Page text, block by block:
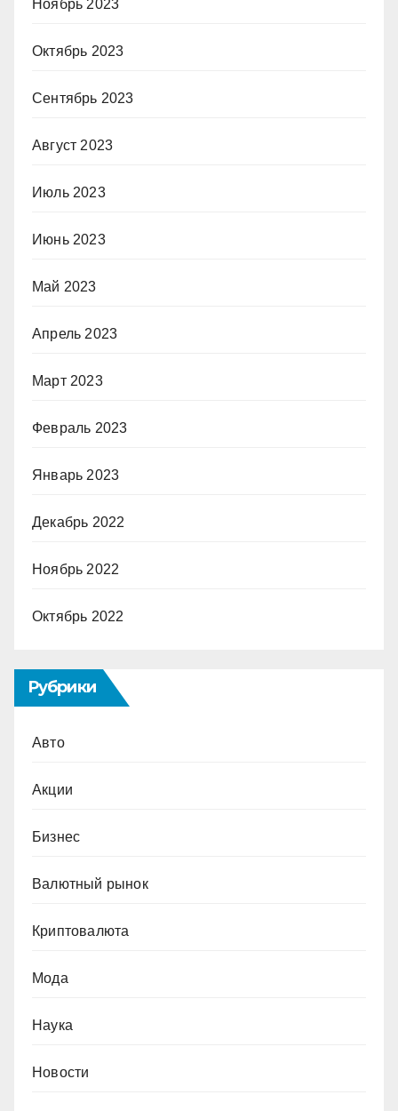
Ноябрь 2023
Октябрь 2023
Сентябрь 2023
Август 2023
Июль 2023
Июнь 2023
Май 2023
Апрель 2023
Март 2023
Февраль 2023
Январь 2023
Декабрь 2022
Ноябрь 2022
Октябрь 2022
Рубрики
Авто
Акции
Бизнес
Валютный рынок
Криптовалюта
Мода
Наука
Новости